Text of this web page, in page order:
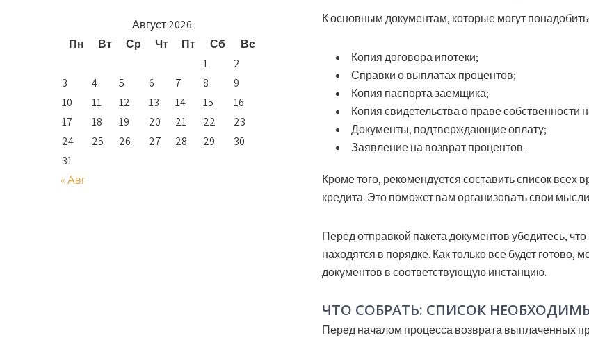
К основным документам, которые могут
Копия договора ипотеки;
Справки о выплатах процентов;
Копия паспорта заемщика;
Копия свидетельства о праве собственности
Документы, подтверждающие оплату;
Заявление на возврат процентов.
Кроме того, рекомендуется составить список
кредита. Это поможет вам организовать свои
Перед отправкой пакета документов убедитесь,
находятся в порядке. Как только все будет
документов в соответствующую инстанцию.
ЧТО СОБРАТЬ: СПИСОК
Перед началом процесса возврата выплаченных
Август 2026
Пн
Вт Ср Чт Пт Сб
Вс
1
2
3
4 5 6 7 8
9
10
11 12 13 14 15
16
17
18 19 20 21 22
23
24
25 26 27 28 29
30
31
« Авг